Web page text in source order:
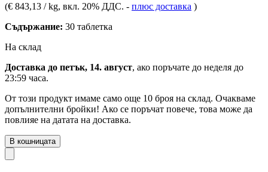
(€ 843,13 / kg, вкл. 20% ДДС. - плюс доставка )
Съдържание: 30 таблетка
На склад
Доставка до петък, 14. август, ако поръчате до неделя до
23:59 часа.
От този продукт имаме само още 10 броя на склад. Очакваме
допълнителни бройки! Ако се поръчат повече, това може да
повлияе на датата на доставка.
В кошницата